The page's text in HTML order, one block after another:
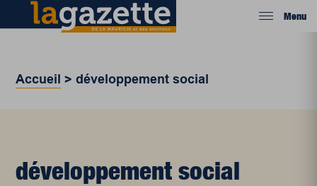
Menu
Accueil >développement social
développement social